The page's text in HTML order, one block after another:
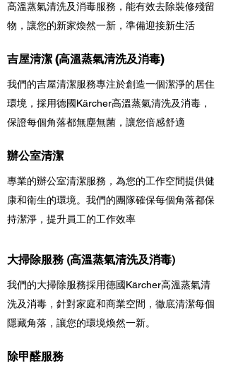
高溫蒸氣清洗及消毒服務，能有效去除裝修殘留
物，讓您的新家煥然一新，準備迎接新生活
吉屋清潔 (高溫蒸氣清洗及消毒)
我們的吉屋清潔服務專注於創造一個潔淨的居住
環境， 採用德國Kärcher高溫蒸氣清洗及消毒，
保證每個角落都無塵無菌，讓您倍感舒適
辦公室清潔
專業的辦公室清潔服務，為您的工作空間提供健
康和衛生的環境。我們的團隊確保每個角落都保
持潔淨，提升員工的工作效率
大掃除服務 (高溫蒸氣清洗及消毒)
我們的大掃除服務採用德國Kärcher高溫蒸氣清
洗及消毒，針對家庭和商業空間，徹底清潔每個
隱藏角落，讓您的環境煥然一新。
除甲醛服務